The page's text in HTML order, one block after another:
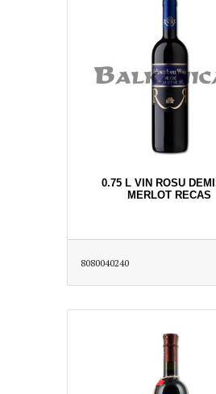
0.75 L VIN ROSU
MERLOT RECAS
8080040240